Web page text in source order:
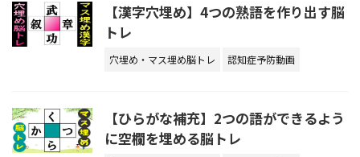
【漢字穴埋め】4つの熟語を作り出す脳
トレ
穴埋め・マス埋め脳トレ 認知症予防動画
【ひらがな補充】2つの語ができるよう
に空欄を埋める脳トレ